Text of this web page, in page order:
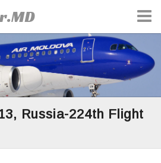
Russia-224th Flight